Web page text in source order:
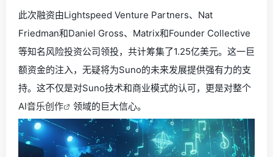
此次融资由Lightspeed Venture Partners、Nat
Friedman和Daniel Gross、Matrix和Founder Collective
等知名风险投资公司领投，共计筹集了1.25亿美元。这一巨
额资金的注入，无疑将为Suno的未来发展提供强有力的支
持。这不仅是对Suno技术和商业模式的认可，更是对整个
AI音乐创作
领域的巨大信心。